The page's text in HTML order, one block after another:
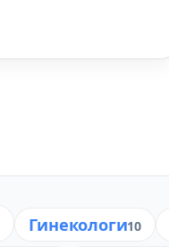
Гинекологи10